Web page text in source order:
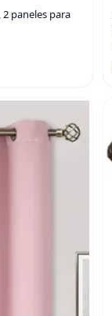
paneles para